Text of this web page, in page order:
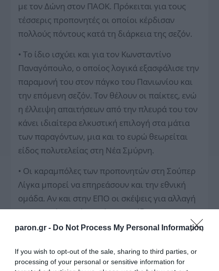
paron.gr - Do Not Process My Personal Information
If you wish to opt-out of the sale, sharing to third parties, or
processing of your personal or sensitive information for
με τον Δώνη στον ΠΑΟΚ. Πρόκειται για τους
τέσσερις προπονητές οι οποίοι κέρδισαν
πολλούς πόντους κατά τη διάρκεια της σεζόν.
• Το ίδιο ισχύει και για τον Κωνσταντίνο
Παναγόπουλο, ο οποίος λογικά εξασφάλισε την
παραμονή του στον πάγκο του Πανιωνίου και
την επόμενη σεζόν. Τον θέλουν οι παίκτες, ενώ
η έλλειψη απαιτήσεων από την πλευρά του τον
κάνει ιδιαίτερα ελκυστική επιλογή στα μάτια
των παραγόντων, μια και το ευρώ θεωρείται
είδος πολυτελείας στη Νέα Σμύρνη.
• Οι καραμπόλες των προπονητών στη Σούπερ
Λίγκα μπορεί να επηρεάσουν και την εθνική
ομάδα. Αν και στην ΕΠΟ οι σκέψεις για αλλαγή
του Φερνάντο Σάντος έχουν ορίζοντα το
καλοκαίρι του 2014, εκτός και αν τους
—————–2013-04-07
«ΚΟΥΡΕΥΟΥΝ» ΤΙΣ